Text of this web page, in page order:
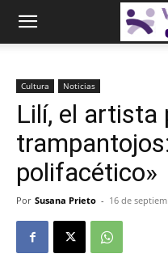
Cultura Noticias
Lilí, el artista
polifacético»
Por Susana Prieto - 16 de